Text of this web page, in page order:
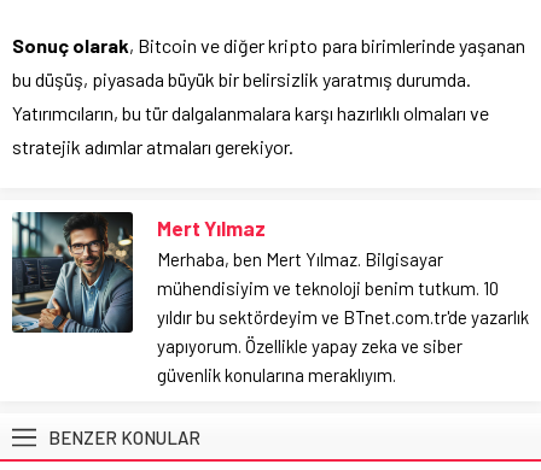
Sonuç olarak, Bitcoin ve diğer kripto para birimlerinde yaşanan
bu düşüş, piyasada büyük bir belirsizlik yaratmış durumda.
Yatırımcıların, bu tür dalgalanmalara karşı hazırlıklı olmaları ve
stratejik adımlar atmaları gerekiyor.
Mert Yılmaz
Merhaba, ben Mert Yılmaz. Bilgisayar
mühendisiyim ve teknoloji benim tutkum. 10
yıldır bu sektördeyim ve BTnet.com.tr'de yazarlık
yapıyorum. Özellikle yapay zeka ve siber
güvenlik konularına meraklıyım.
BENZER KONULAR